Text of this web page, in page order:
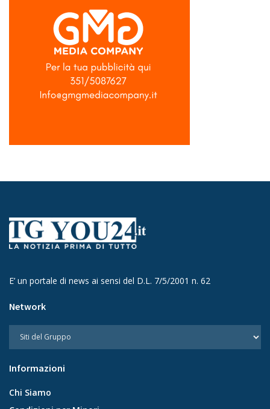
E’ un portale di news ai sensi del D.L. 7/5/2001 n. 62
Network
Informazioni
Chi Siamo